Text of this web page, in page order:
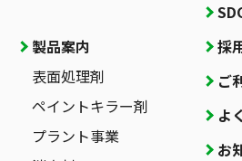
製品案内
表面処理剤
ペイントキラー剤
プラント事業
採
ご
よ
お